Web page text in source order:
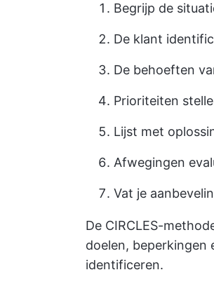
Begrijp de
De klant
De behoeften
Prioriteiten
Lijst met
Afwegingen
Vat je
De CIRCLES-
doelen, beperkingen
identificeren.